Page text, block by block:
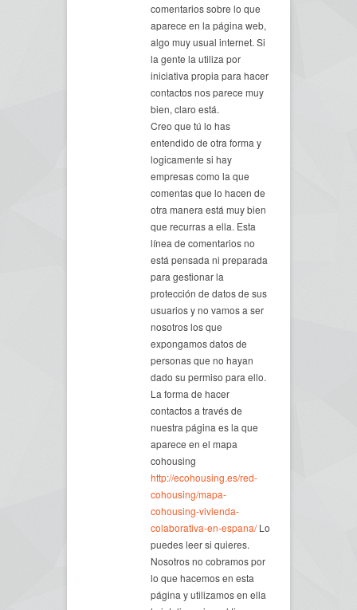
comentarios sobre lo que
aparece en la página web,
algo muy usual internet. Si
la gente la utiliza por
iniciativa propia para hacer
contactos nos parece muy
bien, claro está.
Creo que tú lo has
entendido de otra forma y
logicamente si hay
empresas como la que
comentas que lo hacen de
otra manera está muy bien
que recurras a ella. Esta
línea de comentarios no
está pensada ni preparada
para gestionar la
protección de datos de sus
usuarios y no vamos a ser
nosotros los que
expongamos datos de
personas que no hayan
dado su permiso para ello.
La forma de hacer
contactos a través de
nuestra página es la que
aparece en el mapa
cohousing
http://ecohousing.es/red-
cohousing/mapa-
cohousing-vivienda-
colaborativa-en-espana/Lo
puedes leer si quieres.
Nosotros no cobramos por
lo que hacemos en esta
página y utilizamos en ella